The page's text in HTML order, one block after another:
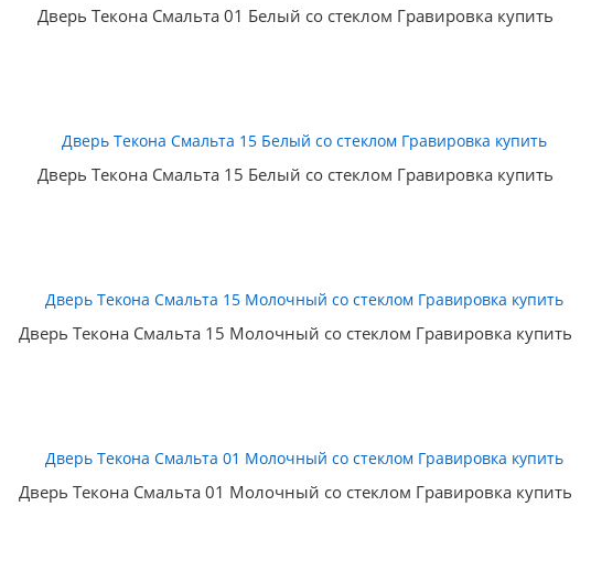
Дверь Текона Смальта 01 Белый со стеклом Гравировка купить
Дверь Текона Смальта 15 Белый со стеклом Гравировка купить
Дверь Текона Смальта 15 Молочный со стеклом Гравировка купить
Дверь Текона Смальта 01 Молочный со стеклом Гравировка купить